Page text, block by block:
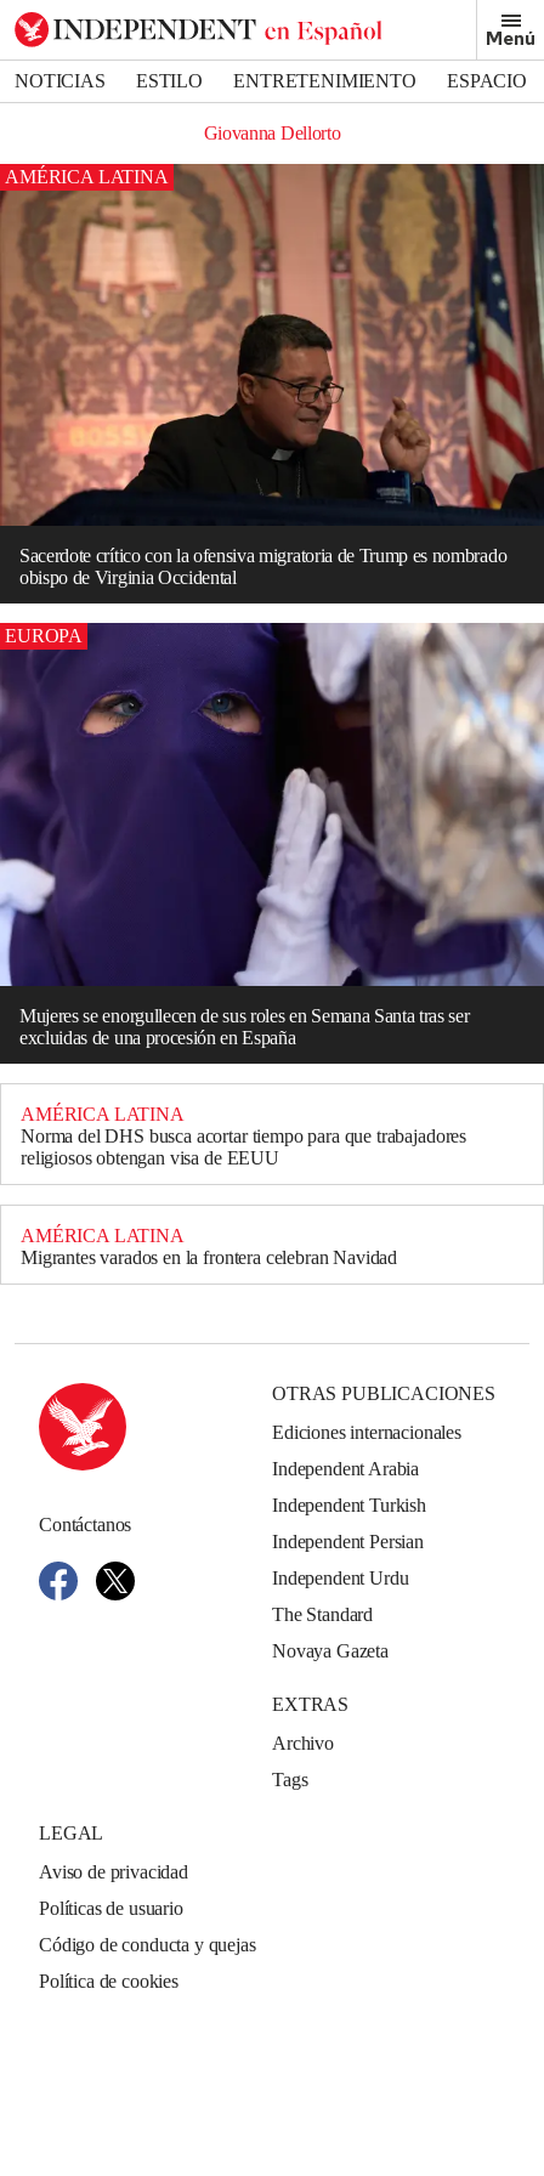
Menú
NOTICIAS ESTILO ENTRETENIMIENTO
ESPACIO
Giovanna Dellorto
AMÉRICA LATINA
Sacerdote crítico con la ofensiva migratoria de Trump es nombrado
obispo de Virginia Occidental
EUROPA
Mujeres se enorgullecen de sus roles en Semana Santa tras ser
excluidas de una procesión en España
AMÉRICA LATINA
Norma del DHS busca acortar tiempo para que trabajadores
religiosos obtengan visa de EEUU
AMÉRICA LATINA
Migrantes varados en la frontera celebran Navidad
Contáctanos
OTRAS PUBLICACIONES
Ediciones internacionales
Independent Arabia
Independent Turkish
Independent Persian
Independent Urdu
The Standard
Novaya Gazeta
EXTRAS
Archivo
Tags
LEGAL
Aviso de privacidad
Políticas de usuario
Código de conducta y quejas
Política de cookies